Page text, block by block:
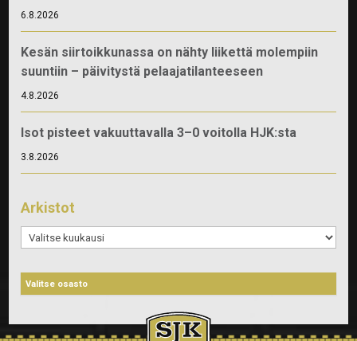
6.8.2026
Kesän siirtoikkunassa on nähty liikettä molempiin
suuntiin – päivitystä pelaajatilanteeseen
4.8.2026
Isot pisteet vakuuttavalla 3–0 voitolla HJK:sta
3.8.2026
Arkistot
Arkistot